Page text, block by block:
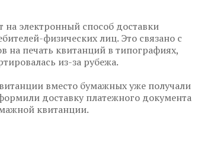
электронный способ доставки
физических лиц. Это связано с
на печать квитанций в типографиях,
из-за рубежа.
вместо бумажных уже получали
доставку платежного документа
квитанции.